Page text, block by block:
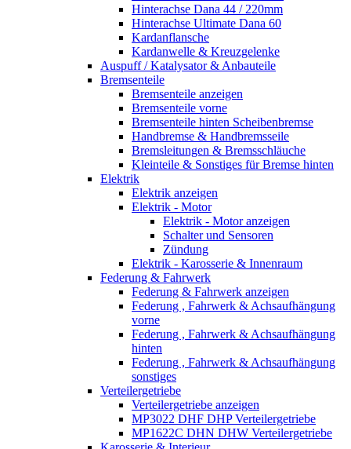
Hinterachse Dana 44 / 220mm
Hinterachse Ultimate Dana 60
Kardanflansche
Kardanwelle & Kreuzgelenke
Auspuff / Katalysator & Anbauteile
Bremsenteile
Bremsenteile anzeigen
Bremsenteile vorne
Bremsenteile hinten Scheibenbremse
Handbremse & Handbremsseile
Bremsleitungen & Bremsschläuche
Kleinteile & Sonstiges für Bremse hinten
Elektrik
Elektrik anzeigen
Elektrik - Motor
Elektrik - Motor anzeigen
Schalter und Sensoren
Zündung
Elektrik - Karosserie & Innenraum
Federung & Fahrwerk
Federung & Fahrwerk anzeigen
Federung , Fahrwerk & Achsaufhängung
vorne
Federung , Fahrwerk & Achsaufhängung
hinten
Federung , Fahrwerk & Achsaufhängung
sonstiges
Verteilergetriebe
Verteilergetriebe anzeigen
MP3022 DHF DHP Verteilergetriebe
MP1622C DHN DHW Verteilergetriebe